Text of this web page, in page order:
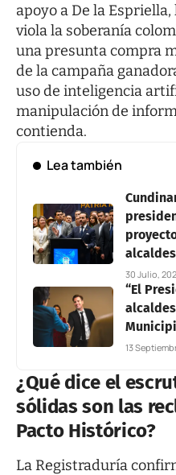
apoyo a De la Espriella,
viola la soberanía
una presunta compra
de la campaña
uso de inteligencia
manipulación de
contienda.
Lea también
alcaldes
30 Julio,
“El
13
¿Qué dice el
sólidas son las
Pacto Histórico?
La Registraduría